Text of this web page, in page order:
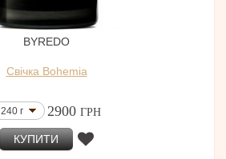
BYREDO
Свічка Bohemia
240 г 2900 ГРН
КУПИТИ